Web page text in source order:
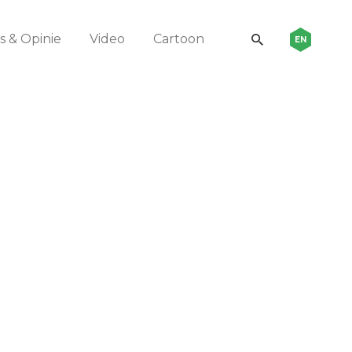
& Opinie Video Cartoon EN